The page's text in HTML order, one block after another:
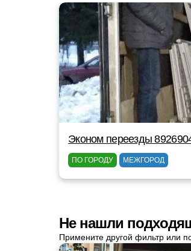
Эконом переезды
ПО ГОРОДУ МЕЖГОРОД
Не нашли
Примените другой фильтр или